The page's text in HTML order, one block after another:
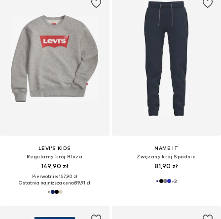
LEVI'S KIDS
Regularny krój Bluza
149,90 zł
Pierwotnie: 167,90 zł
Ostatnia najniższa cena:89,91 zł
NAME IT
Zwężany krój Spodnie
81,90 zł
+3